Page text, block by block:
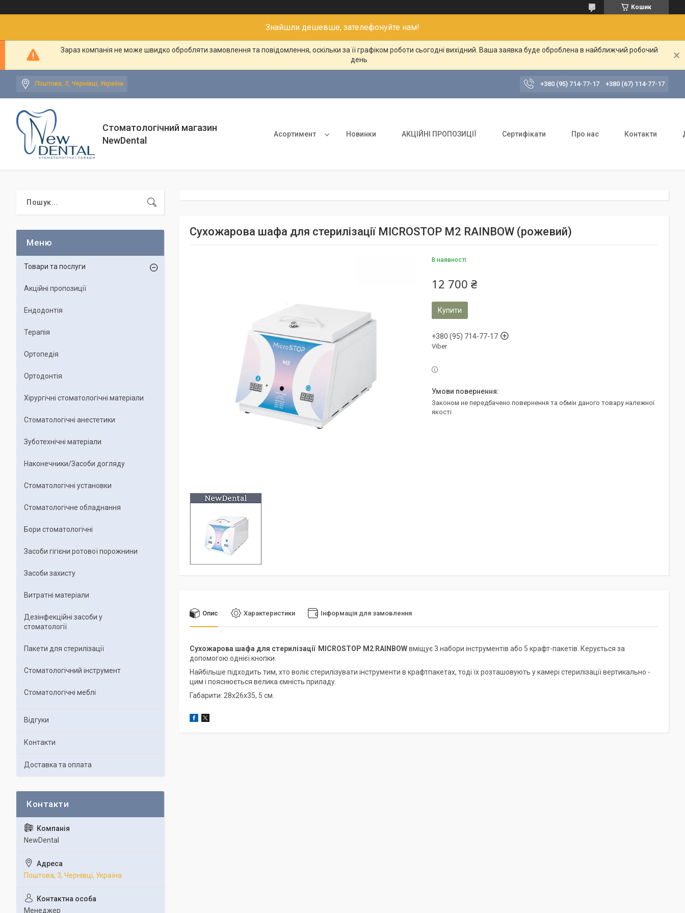
Кошик
Знайшли дешевше, зателефонуйте нам!
Зараз компанія не може швидко обробляти замовлення та повідомлення, оскільки за її графіком роботи сьогодні вихідний. Ваша заявка буде оброблена в найближчий робочий
день
Поштова, 3, Чернівці, Україна +380 (95) 714-77-17 +380 (67) 114-77-17
Стоматологічний магазин
NewDental
Асортимент Новинки АКЦІЙНІ ПРОПОЗИЦІЇ Сертифікати Про нас Контакти
Сухожарова шафа для стерилізації MICROSTOP M2 RAINBOW (рожевий)
В наявності
12 700 ₴
Купити
+380 (95) 714-77-17
Viber
Законом не передбачено повернення та обмін даного товару належної
якості
Опис Характеристики Інформація для замовлення
Сухожарова шафа для стерилізації MICROSTOP M2 RAINBOWвміщує 3 набори інструментів або 5 крафт-пакетів. Керується за
допомогою однієї кнопки.
Найбільше підходить тим, хто воліє стерилізувати інструменти в крафтпакетах, тоді їх розташовують у камері стерилізації вертикально -
цим і пояснюється велика ємність приладу.
Габарити: 28х26х35, 5 см.
Товари та послуги
Акційні пропозиції
Ендодонтія
Терапія
Ортопедія
Ортодонтія
Хірургічні стоматологічні матеріали
Стоматологічні анестетики
Зуботехнічні матеріали
Наконечники/Засоби догляду
Стоматологічні установки
Стоматологічне обладнання
Бори стоматологічні
Засоби гігієни ротової порожнини
Засоби захисту
Витратні матеріали
Дезінфекційні засоби у
стоматології
Пакети для стерилізації
Стоматологічний інструмент
Стоматологічні меблі
Відгуки
Контакти
Доставка та оплата
NewDental
Поштова, 3, Чернівці, Україна
Менеджер